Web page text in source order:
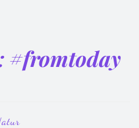
#fromtoday